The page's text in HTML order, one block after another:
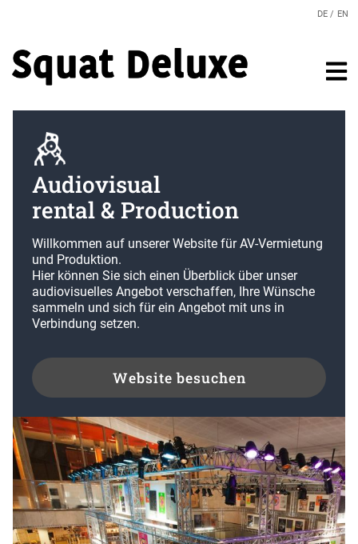
DE EN
Audiovisual
rental & Production
Willkommen auf unserer Website für AV-Vermietung
und Produktion.
Hier können Sie sich einen Überblick über unser
audiovisuelles Angebot verschaffen, Ihre Wünsche
sammeln und sich für ein Angebot mit uns in
Verbindung setzen.
Website besuchen